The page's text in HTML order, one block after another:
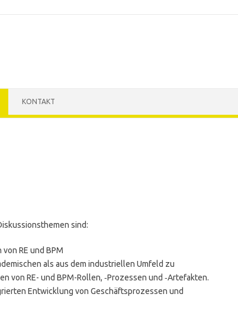
KONTAKT
sind:
RE und BPM
als aus dem industriellen Umfeld zu
von RE- und BPM-Rollen, ‑Prozessen und ‑Artefakten.
Entwicklung von Geschäftsprozessen und